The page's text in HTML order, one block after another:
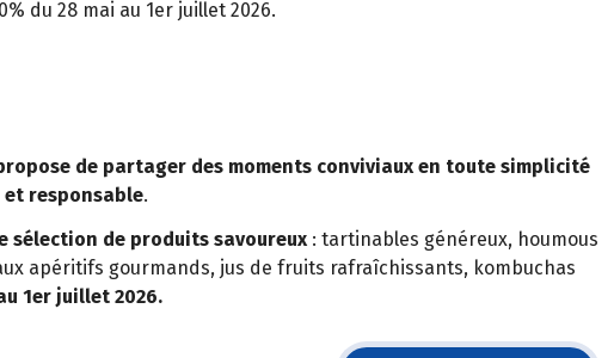
du 28 mai au 1er juillet 2026.
de partager des moments conviviaux en toute simplicité
responsable.
sélection de produits savoureux: tartinables généreux, houmous
apéritifs gourmands, jus de fruits rafraîchissants, kombuchas
1er juillet 2026.